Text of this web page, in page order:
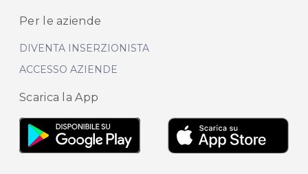
Per le aziende
DIVENTA INSERZIONISTA
ACCESSO AZIENDE
Scarica la App